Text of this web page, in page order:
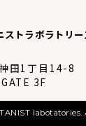
ストラボラトリ
田1丁目14-8
3F
labotatories.